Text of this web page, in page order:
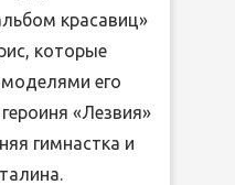
красавиц»
которые
его
«Лезвия»
гимнастка и